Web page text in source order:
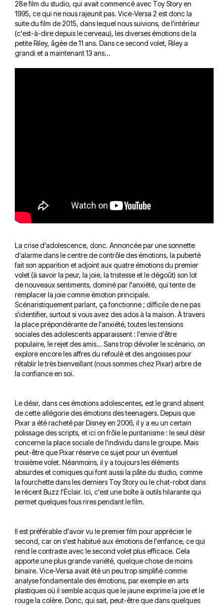
28e film du studio, qui avait commencé avec Toy Story en
1995, ce qui ne nous rajeunit pas. Vice-Versa 2 est donc la
suite du film de 2015, dans lequel nous suivions, de l'intérieur
(c'est-à-dire depuis le cerveau), les diverses émotions de la
petite Riley, âgée de 11 ans. Dans ce second volet, Riley a
grandi et a maintenant 13 ans...
La crise d'adolescence, donc. Annoncée par une sonnette
d'alarme dans le centre de contrôle des émotions, la puberté
fait son apparition et adjoint aux quatre émotions du premier
volet (à savoir la peur, la joie, la tristesse et le dégoût) son lot
de nouveaux sentiments, dominé par l'anxiété, qui tente de
remplacer la joie comme émotion principale.
Scénaristiquement parlant, ça fonctionne ; difficile de ne pas
s'identifier, surtout si vous avez des ados à la maison. À travers
la place prépondérante de l'anxiété, toutes les tensions
sociales des adolescents apparaissent : l'envie d'être
populaire, le rejet des amis... Sans trop dévoiler le scénario, on
explore encore les affres du refoulé et des angoisses pour
rétablir le très bienveillant (nous sommes chez Pixar) arbre de
la confiance en soi.
Le désir, dans ces émotions adolescentes, est le grand absent
de cette allégorie des émotions des teenagers. Depuis que
Pixar a été racheté par Disney en 2006, il y a eu un certain
polissage des scripts, et ici on frôle le puritanisme : le seul désir
concerne la place sociale de l'individu dans le groupe. Mais
peut-être que Pixar réserve ce sujet pour un éventuel
troisième volet. Néanmoins, il y a toujours les éléments
absurdes et comiques qui font aussi la pâte du studio, comme
la fourchette dans les derniers Toy Story ou le chat-robot dans
le récent Buzz l'Éclair. Ici, c'est une boîte à outils hilarante qui
permet quelques fous rires pendant le film.
Il est préférable d'avoir vu le premier film pour apprécier le
second, car on s'est habitué aux émotions de l'enfance, ce qui
rend le contraste avec le second volet plus efficace. Cela
apporte une plus grande variété, quelque chose de moins
binaire. Vice-Versa avait été un peu trop simplifié comme
analyse fondamentale des émotions, par exemple en arts
plastiques où il semble acquis que le jaune exprime la joie et le
rouge la colère. Donc, qui sait, peut-être que dans quelques